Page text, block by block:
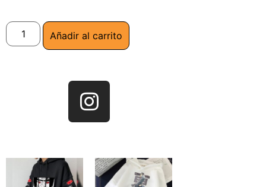
Añadir al carrito